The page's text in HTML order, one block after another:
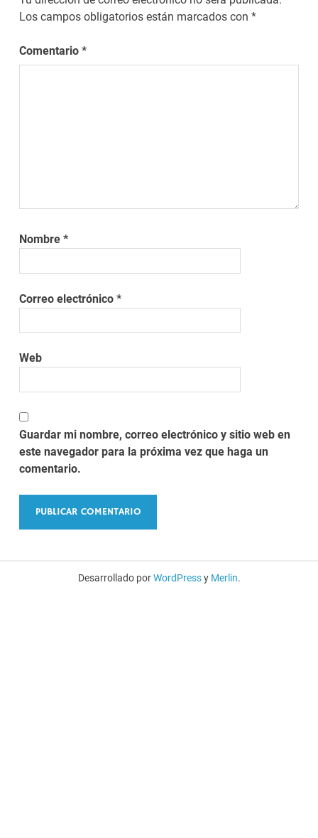
Los campos obligatorios están marcados con*
Comentario*
Nombre*
Correo electrónico*
Web
Guardar mi nombre, correo electrónico y sitio web en
este navegador para la próxima vez que haga un
comentario.
Desarrollado porWordPressy Merlin.